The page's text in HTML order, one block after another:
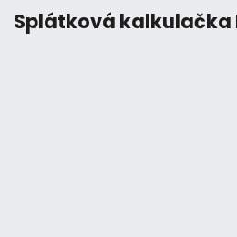
Splátková kalkulačka